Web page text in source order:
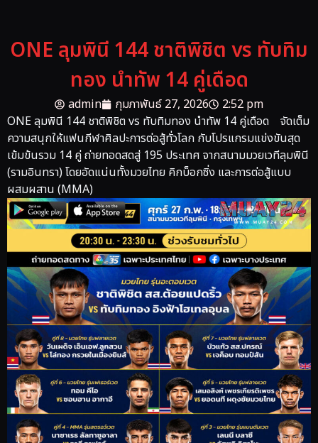
ONE ลุมพินี 144 ชาติพิชิต vs ทับทิม
ทอง นำทัพ 14 คู่เดือด
admin กุมภาพันธ์ 27, 2026
2:52 pm
ONE ลุมพินี 144 ชาติพิชิต vs ทับทิมทอง นำทัพ 14 คู่เดือด จัดเต็ม
ความสนุกให้แฟนกีฬาศิลปะการต่อสู้ทั่วโลก กับโปรแกรมแข่งขันสุด
เข้มข้นรวม 14 คู่ ถ่ายทอดสดสู่ 195 ประเทศ จากสนามมวยเวทีลุมพินี
(รามอินทรา) โดยอัดแน่นทั้งมวยไทย คิกบ็อกซิ่ง และการต่อสู้แบบ
ผสมผสาน (MMA)